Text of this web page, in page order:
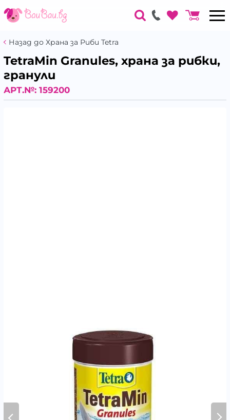
Назад до Храна за Риби Tetra
TetraMin Granules, храна за рибки,
гранули
АРТ.№: 159200